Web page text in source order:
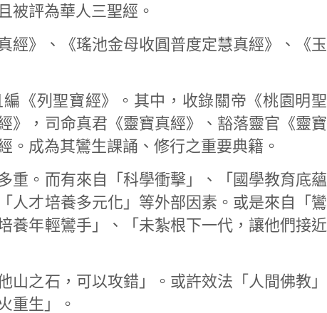
被評為華人三聖經。
經》、《瑤池金母收圓普度定慧真經》、《玉
《列聖寶經》。其中，收錄關帝《桃園明聖
》，司命真君《靈寶真經》、豁落靈官《靈寶
。成為其鸞生課誦、修行之重要典籍。
重。而有來自「科學衝擊」、「國學教育底蘊
人才培養多元化」等外部因素。或是來自「鸞
養年輕鸞手」、「未紮根下一代，讓他們接近
山之石，可以攻錯」。或許效法「人間佛教」
重生」。